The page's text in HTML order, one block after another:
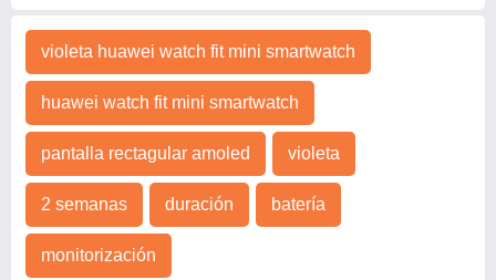
violeta huawei watch fit mini smartwatch
huawei watch fit mini smartwatch
pantalla rectagular amoled violeta
2 semanas duración batería
monitorización